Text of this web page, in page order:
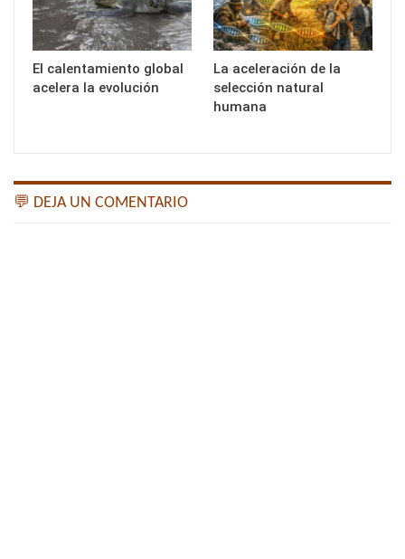
El calentamiento global
acelera la evolución
La aceleración de la
selección natural
humana
💬 DEJA UN COMENTARIO